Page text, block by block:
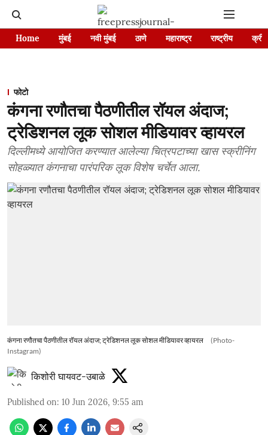
Home मुंबई नवी मुंबई ठाणे महाराष्ट्र राष्ट्रीय
फोटो
कंगना रणौतचा पैठणीतील रॉयल अंदाज;
ट्रेडिशनल लूक सोशल मीडियावर व्हायरल
दिल्लीमध्ये आयोजित करण्यात आलेल्या चित्रपटाच्या खास स्क्रीनिंग
सोहळ्यात कंगनाचा पारंपरिक लूक विशेष चर्चेत आला.
कंगना रणौतचा पैठणीतील रॉयल अंदाज; ट्रेडिशनल लूक सोशल मीडियावर व्हायरल
(Photo-
Instagram)
किशोरी घायवट-उबाळे
Published on: 10 Jun 2026, 9:55 am